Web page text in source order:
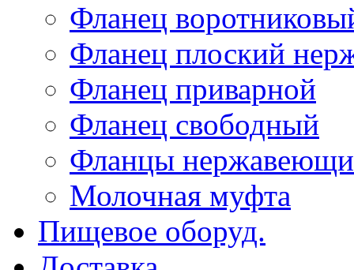
Фланец
Фланец плоский
Фланец приварной
Фланец свободный
Фланцы
Молочная муфта
Пищевое оборуд.